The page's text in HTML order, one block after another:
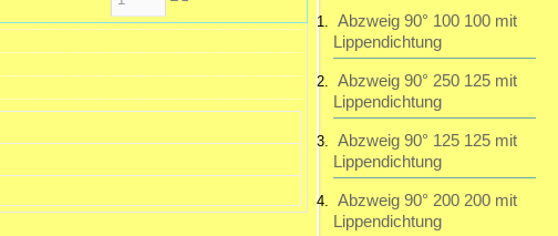
Passwort vergessen?
28,32 EUR
inkl. 19 % MwSt. zzgl.
Versandkosten
Abzweig 90° 100 100 mit
Lippendichtung
Abzweig 90° 250 125 mit
Lippendichtung
Abzweig 90° 125 125 mit
Lippendichtung
Abzweig 90° 200 200 mit
Lippendichtung